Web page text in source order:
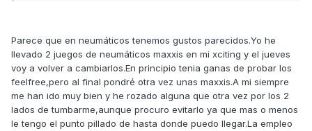
Parece que en neumáticos tenemos gustos parecidos.Yo he
llevado 2 juegos de neumáticos maxxis en mi xciting y el jueves
voy a volver a cambiarlos.En principio tenia ganas de probar los
feelfree,pero al final pondré otra vez unas maxxis.A mi siempre
me han ido muy bien y he rozado alguna que otra vez por los 2
lados de tumbarme,aunque procuro evitarlo ya que mas o menos
le tengo el punto pillado de hasta donde puedo llegar.La empleo